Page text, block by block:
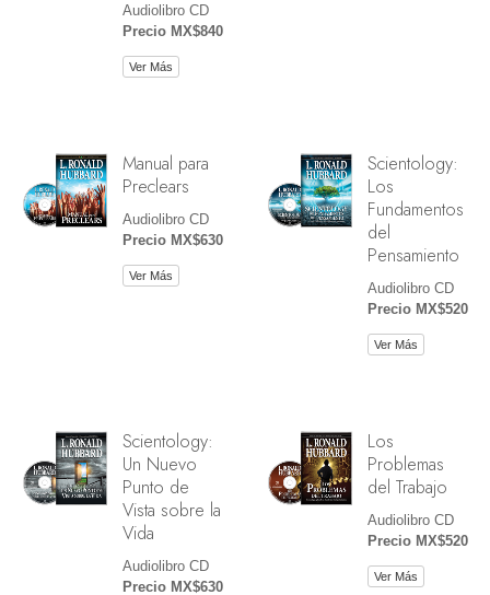
Audiolibro CD
Precio MX$840
Ver Más
Manual para
Preclears
Audiolibro CD
Precio MX$630
Ver Más
Scientology:
Los
Fundamentos
del
Pensamiento
Audiolibro CD
Precio MX$520
Ver Más
Scientology:
Un Nuevo
Punto de
Vista sobre la
Vida
Audiolibro CD
Precio MX$630
Los
Problemas
del Trabajo
Audiolibro CD
Precio MX$520
Ver Más